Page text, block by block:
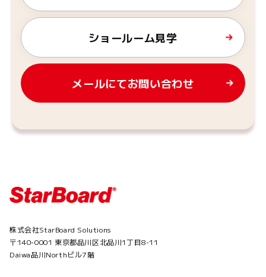
ショールーム見学
メールにてお問い合わせ
株式会社StarBoard Solutions
〒140-0001 東京都品川区北品川1丁目8-11
Daiwa品川Northビル7階